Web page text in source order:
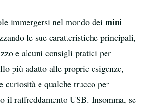
immergersi nel mondo dei mini
le sue caratteristiche principali,
e alcuni consigli pratici per
più adatto alle proprie esigenze,
curiosità e qualche trucco per
il raffreddamento USB. Insomma, se